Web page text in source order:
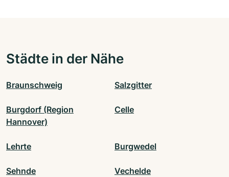
Städte in der Nähe
Braunschweig Salzgitter
Burgdorf (Region
Hannover)
Celle
Lehrte Burgwedel
Sehnde Vechelde